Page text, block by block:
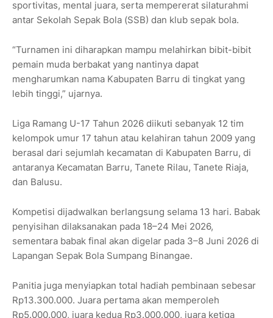
sportivitas, mental juara, serta mempererat silaturahmi
antar Sekolah Sepak Bola (SSB) dan klub sepak bola.
“Turnamen ini diharapkan mampu melahirkan bibit-bibit
pemain muda berbakat yang nantinya dapat
mengharumkan nama Kabupaten Barru di tingkat yang
lebih tinggi,” ujarnya.
Liga Ramang U-17 Tahun 2026 diikuti sebanyak 12 tim
kelompok umur 17 tahun atau kelahiran tahun 2009 yang
berasal dari sejumlah kecamatan di Kabupaten Barru, di
antaranya Kecamatan Barru, Tanete Rilau, Tanete Riaja,
dan Balusu.
Kompetisi dijadwalkan berlangsung selama 13 hari. Babak
penyisihan dilaksanakan pada 18–24 Mei 2026,
sementara babak final akan digelar pada 3–8 Juni 2026 di
Lapangan Sepak Bola Sumpang Binangae.
Panitia juga menyiapkan total hadiah pembinaan sebesar
Rp13.300.000. Juara pertama akan memperoleh
Rp5.000.000, juara kedua Rp3.000.000, juara ketiga